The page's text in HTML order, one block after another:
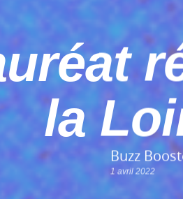
la
Buzz
1 avril 2022